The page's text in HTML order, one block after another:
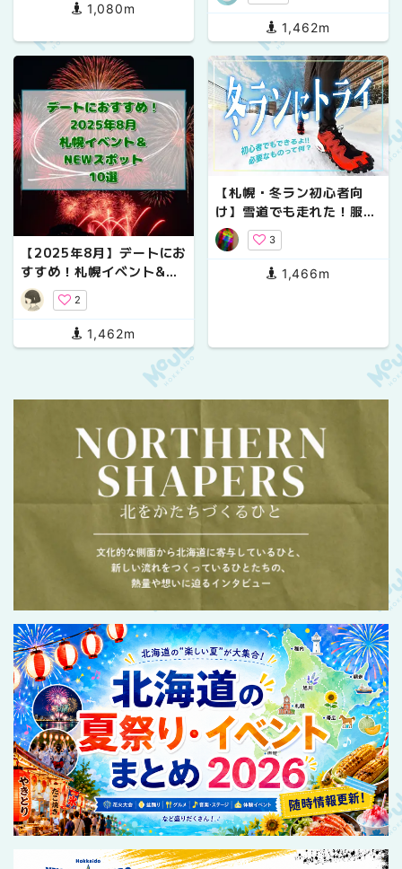
1,080m
1,462m
【2025年8月】デートにお
すすめ！札幌イベント&NE
Wスポット10選
2
1,462m
【札幌・冬ラン初心者向
け】雪道でも走れた！服
装・シューズ・おすすめコ
ース実体験
3
1,466m